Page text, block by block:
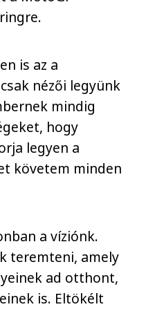
is az a
nézői legyünk
mindig
hogy
legyen a
követem minden
a víziónk.
teremteni, amely
ad otthont,
is. Eltökélt